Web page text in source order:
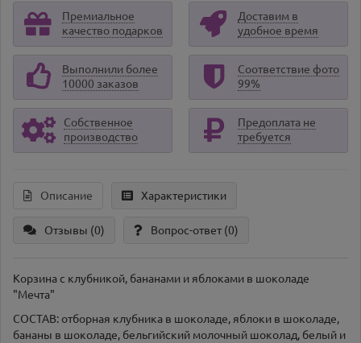
Премиальное
качество подарков
Доставим в
удобное время
Выполнили более
10000 заказов
Соответствие фото
99%
Собственное
производство
Предоплата не
требуется
Описание Характеристики
Отзывы (0) Вопрос-ответ(0)
Корзина с клубникой, бананами и яблоками в шоколаде
"Мечта"
СОСТАВ: отборная клубника в шоколаде, яблоки в шоколаде,
бананы в шоколаде, бельгийский молочный шоколад, белый и